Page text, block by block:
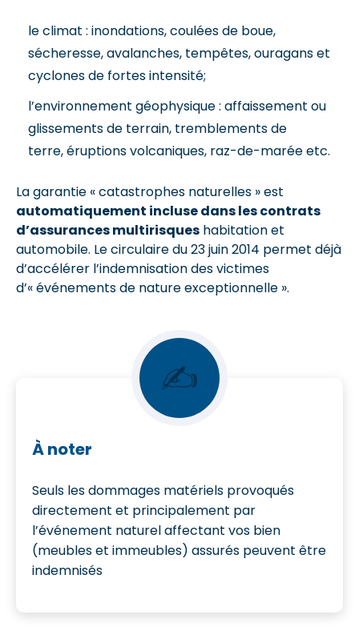
le climat : inondations, coulées de boue,
sécheresse, avalanches, tempêtes, ouragans et
cyclones de fortes intensité;
l’environnement géophysique : affaissement ou
glissements de terrain, tremblements de
terre, éruptions volcaniques, raz-de-marée etc.
La garantie « catastrophes naturelles » est
automatiquement incluse dans les contrats
d’assurances multirisques habitation et
automobile. Le circulaire du 23 juin 2014 permet déjà
d’accélérer l’indemnisation des victimes
d’« événements de nature exceptionnelle ».
✍
À noter
Seuls les dommages matériels provoqués
directement et principalement par
l’événement naturel affectant vos bien
(meubles et immeubles) assurés peuvent être
indemnisés